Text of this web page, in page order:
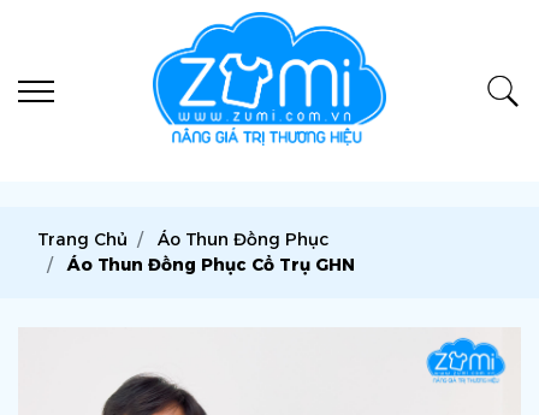
Trang Chủ
Áo Thun Đồng Phục
Áo Thun Đồng Phục Cổ Trụ GHN